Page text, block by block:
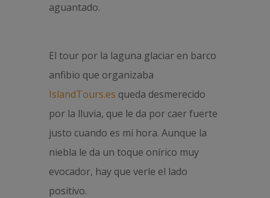
aguantado.
El tour por la laguna glaciar en barco
anfibio que organizaba
IslandTours.es queda desmerecido
por la lluvia, que le da por caer fuerte
justo cuando es mi hora. Aunque la
niebla le da un toque onírico muy
evocador, hay que verle el lado
positivo.